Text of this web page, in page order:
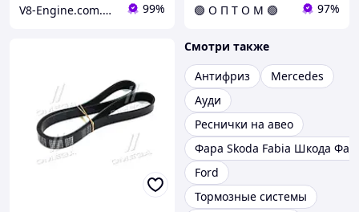
V8-Engine.com.ua Авто-расходники 99% 🟢 О П Т О М 🟢 97%
Смотри также
Антифриз
Mercedes
Ауди
Реснички на авео
Фара Skoda Fabia Шкода
Ford
Тормозные системы